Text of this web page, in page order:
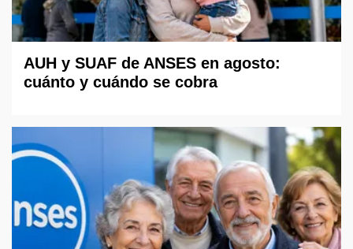
AUH y SUAF de ANSES en agosto:
cuánto y cuándo se cobra